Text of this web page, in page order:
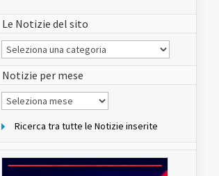
Le Notizie del sito
Le
Notizie
del
sito
Notizie per mese
Notizie
per
Ricerca tra tutte le Notizie inserite